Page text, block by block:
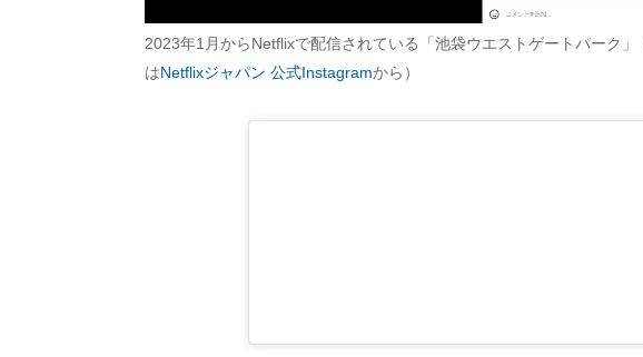
2023年1月からNetflixで配信されている「池袋ウエストゲートパーク」
はNetflixジャパン 公式Instagramから）